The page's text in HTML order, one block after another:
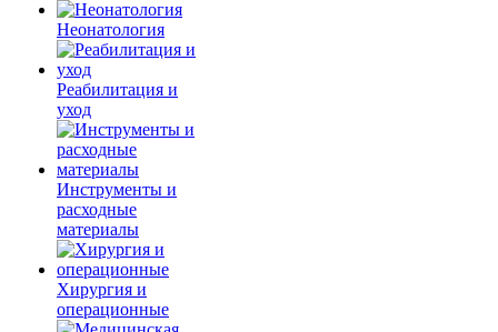
Неонатология
Реабилитация и
уход
Инструменты и
расходные
материалы
Хирургия и
операционные